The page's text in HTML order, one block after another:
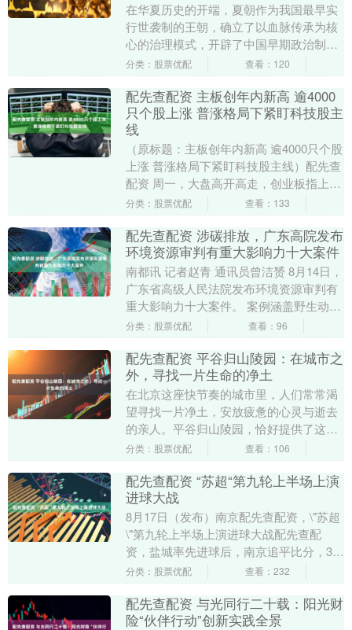
在华夏历史的开端，夏朝作为我国最早实
行世袭制的王朝，确立了以血脉传承为核
心的治理模式，开辟了中国早期政治制度
的一个崭新样式。它承载着古老文明最初
分类：股票优配 查看：120
配先查配资 主板创年内新高 逾4000
只个股上涨 普涨格局下紧盯科技股主
线
（原标题：主板创年内新高 逾4000只个股
上涨 普涨格局下紧盯科技股主线）配先查
配资 周一，大盘高开高走，创业板指上涨
近2%，沪指、深成指齐创年内新高。盘面
分类：股票优配 查看：133
配先查配资 涉碳排放，广东高院发布
环境资源审判有重大影响力十大案件
南都讯 记者赵青 通讯员曾洁赟 8月14日，
广东省高级人民法院发布环境资源审判有
重大影响力十大案件。 案例涵盖野生动植
物资源保护、环境污染治理、生态修复、
分类：股票优配 查看：96
配先查配资 平谷归山陵园：在城市之
外，寻找一片生命的净土
在北京这座快节奏的城市里，人们常常渴
望寻找一片净土，安放疲惫的心灵与逝去
的亲人。平谷归山陵园，恰好提供了这样
一处远离喧嚣的宁静之地。它隐于平谷的
分类：股票优配 查看：106
配先查配资 “苏超“第九轮上半场上演
进球大战
8月17日（发布）南京配先查配资，\"苏超
\"第九轮上半场上演进球大战配先查配
资，盐城率先进球后，南京追平比分，3分
钟内盐城\"闪电\"逆转完成反超 （记者
分类：股票优配 查看：232
配先查配资 与光同行二十载：阳光财
险“伙伴行动”创新实践全景